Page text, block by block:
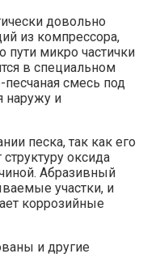
довольно
из компрессора,
пути микро частички
в специальном
смесь под
наружу и
песка, так как его
оксида
Абразивный
участки, и
коррозийные
и другие